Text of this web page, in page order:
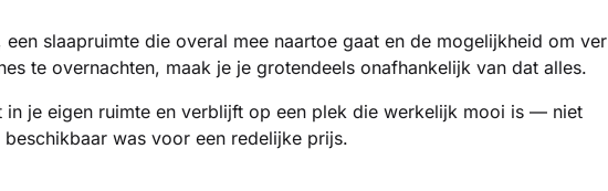
slaapruimte die overal mee naartoe gaat en de mogelijkheid om ver
te overnachten, maak je je grotendeels onafhankelijk van dat alles.
in je eigen ruimte en verblijft op een plek die werkelijk mooi is — niet
was voor een redelijke prijs.